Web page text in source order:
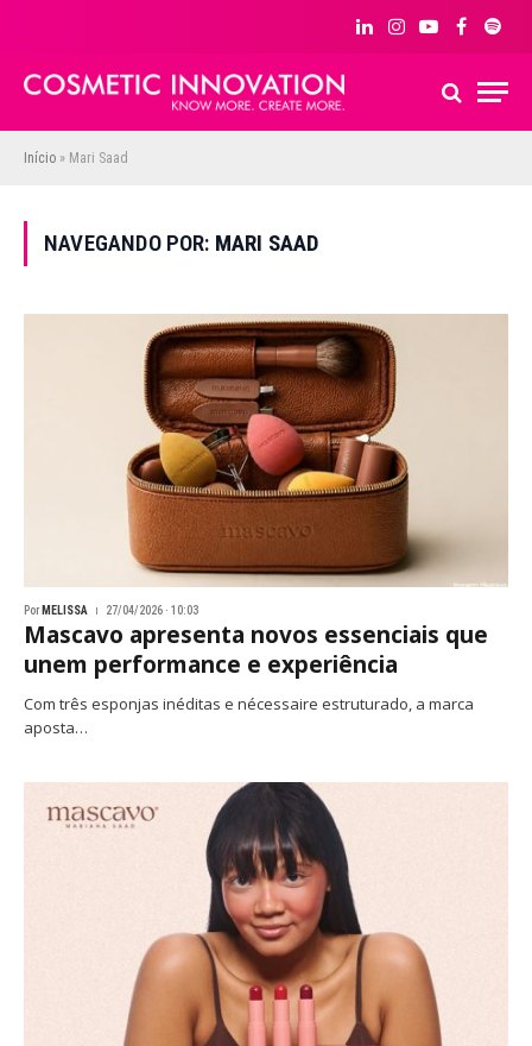
LinkedInInstagram
YouTubeFacebook
Início » Mari Saad
NAVEGANDO POR: MARI SAAD
Por MELISSA 27/04/2026 · 10:03
Mascavo apresenta novos essenciais que
unem performance e experiência
Com três esponjas inéditas e nécessaire estruturado, a marca
aposta…